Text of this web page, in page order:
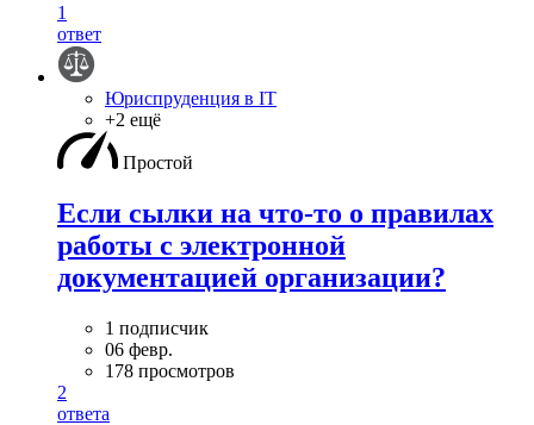
1
ответ
Юриспруденция в IT
+2 ещё
Простой
Если сылки на что-то о правилах
работы с электронной
документацией организации?
1 подписчик
06 февр.
178 просмотров
2
ответа